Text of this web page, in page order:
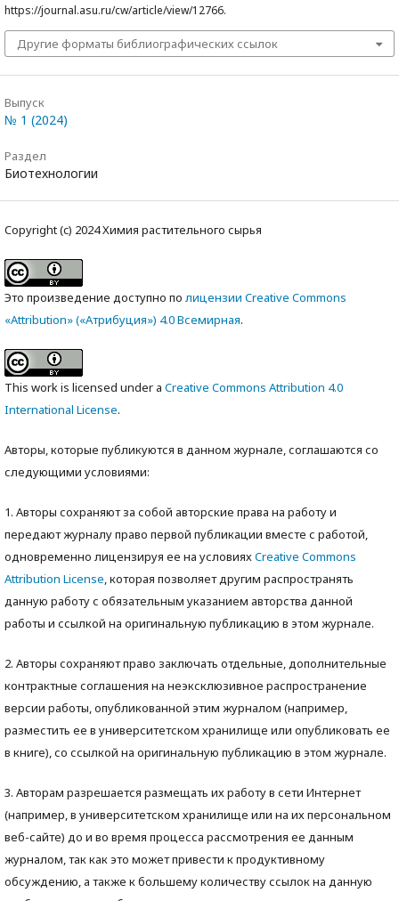
https://journal.asu.ru/cw/article/view/12766.
Другие форматы библиографических ссылок
Выпуск
№ 1 (2024)
Раздел
Биотехнологии
Copyright (c) 2024 Химия растительного сырья
Это произведение доступно по лицензии Creative Commons
«Attribution» («Атрибуция») 4.0 Всемирная.
This work is licensed under a Creative Commons Attribution 4.0
International License.
Авторы, которые публикуются в данном журнале, соглашаются со
следующими условиями:
1. Авторы сохраняют за собой авторские права на работу и
передают журналу право первой публикации вместе с работой,
одновременно лицензируя ее на условияхCreative Commons
Attribution License, которая позволяет другим распространять
данную работу с обязательным указанием авторства данной
работы и ссылкой на оригинальную публикацию в этом журнале.
2. Авторы сохраняют право заключать отдельные, дополнительные
контрактные соглашения на неэксклюзивное распространение
версии работы, опубликованной этим журналом (например,
разместить ее в университетском хранилище или опубликовать ее
в книге), со ссылкой на оригинальную публикацию в этом журнале.
3. Авторам разрешается размещать их работу в сети Интернет
(например, в университетском хранилище или на их персональном
веб-сайте) до и во время процесса рассмотрения ее данным
журналом, так как это может привести к продуктивному
обсуждению, а также к большему количеству ссылок на данную